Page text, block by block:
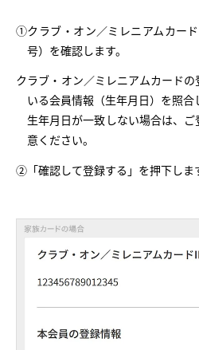
①クラブ・オン／ミレニアムカー
号）を確認します。
クラブ・オン／ミレニアムカード
いる会員情報（生年月日）を照合
生年月日が一致しない場合は、
意ください。
②「確認して登録する」を押下しま